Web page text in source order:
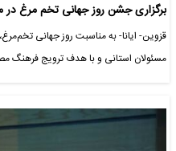
برگزاری جشن روز جهانی تخم مرغ در
قزوین- ایانا- به مناسبت روز جهانی
مسئولان استانی و با هدف ترویج فرهنگ